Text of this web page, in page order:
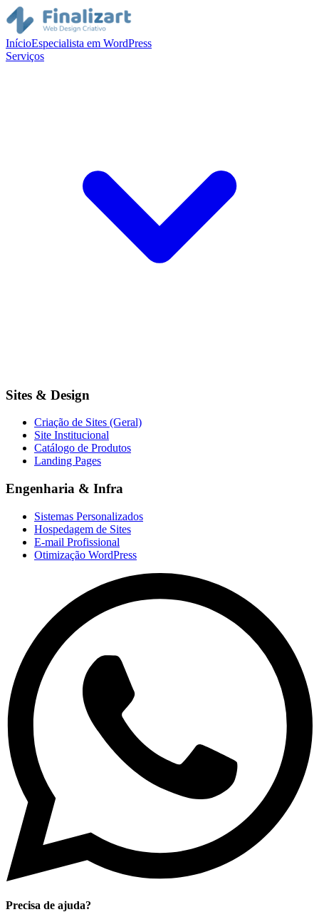
InícioEspecialista em WordPress
Serviços
Sites & Design
Criação de Sites (Geral)
Site Institucional
Catálogo de Produtos
Landing Pages
Engenharia & Infra
Sistemas Personalizados
Hospedagem de Sites
E-mail Profissional
Otimização WordPress
Precisa de ajuda?